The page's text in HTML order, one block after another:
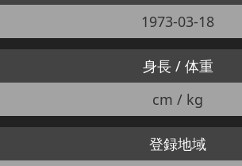
1973-03-18
身長 / 体重
cm / kg
登録地域